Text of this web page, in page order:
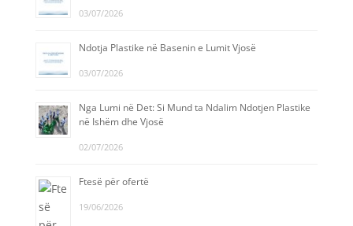
03/07/2026
Ndotja Plastike në Basenin e Lumit Vjosë
03/07/2026
Nga Lumi në Det: Si Mund ta Ndalim Ndotjen Plastike
në Ishëm dhe Vjosë
02/07/2026
Ftesë për ofertë
19/06/2026